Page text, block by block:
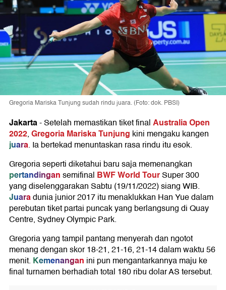
Gregoria Mariska Tunjung sudah rindu juara. (Foto: dok. PBSI)
Jakarta-Setelah memastikan tiket finalAustralia Open
2022,Gregoria Mariska Tunjung kini mengaku kangen
juara. Ia bertekad menuntaskan rasa rindu itu esok.
Gregoria seperti diketahui baru saja memenangkan
pertandingansemifinal BWF World TourSuper 300
yang diselenggarakan Sabtu (19/11/2022) siang WIB.
Juaradunia junior 2017 itu menaklukkan Han Yue dalam
perebutan tiket partai puncak yang berlangsung di Quay
Centre, Sydney Olympic Park.
Gregoria yang tampil pantang menyerah dan ngotot
menang dengan skor 18-21, 21-16, 21-14 dalam waktu 56
menit. Kemenangan ini pun mengantarkannya maju ke
final turnamen berhadiah total 180 ribu dolar AS tersebut.